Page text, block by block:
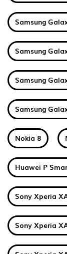
Samsung
Samsung
Samsung
Samsung
Nokia 8
Huawei P
Sony Xperia
Sony Xperia